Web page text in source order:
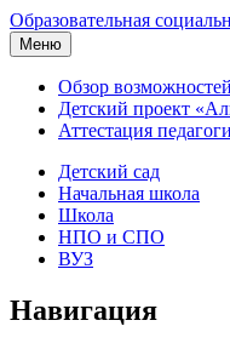
Образовательная
Меню
Обзор возможностей
Детский проект
Аттестация
Детский сад
Начальная школа
Школа
НПО и СПО
ВУЗ
Навигация